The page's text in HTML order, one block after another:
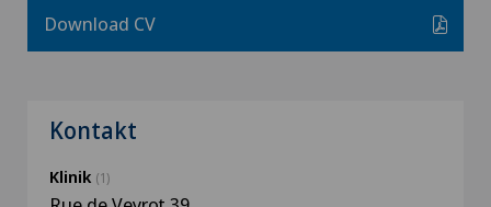
Download CV
Kontakt
Klinik (1)